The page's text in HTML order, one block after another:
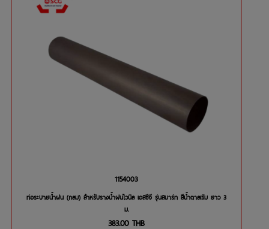
1154003
ท่อระบายน้ำฝน (กลม) สำหรับรางน้ำฝนไวนิล เอสซีจี รุ่นสมาร์ท สีน้ำตาลเข้ม ยาว 3
ม.
383.00 THB